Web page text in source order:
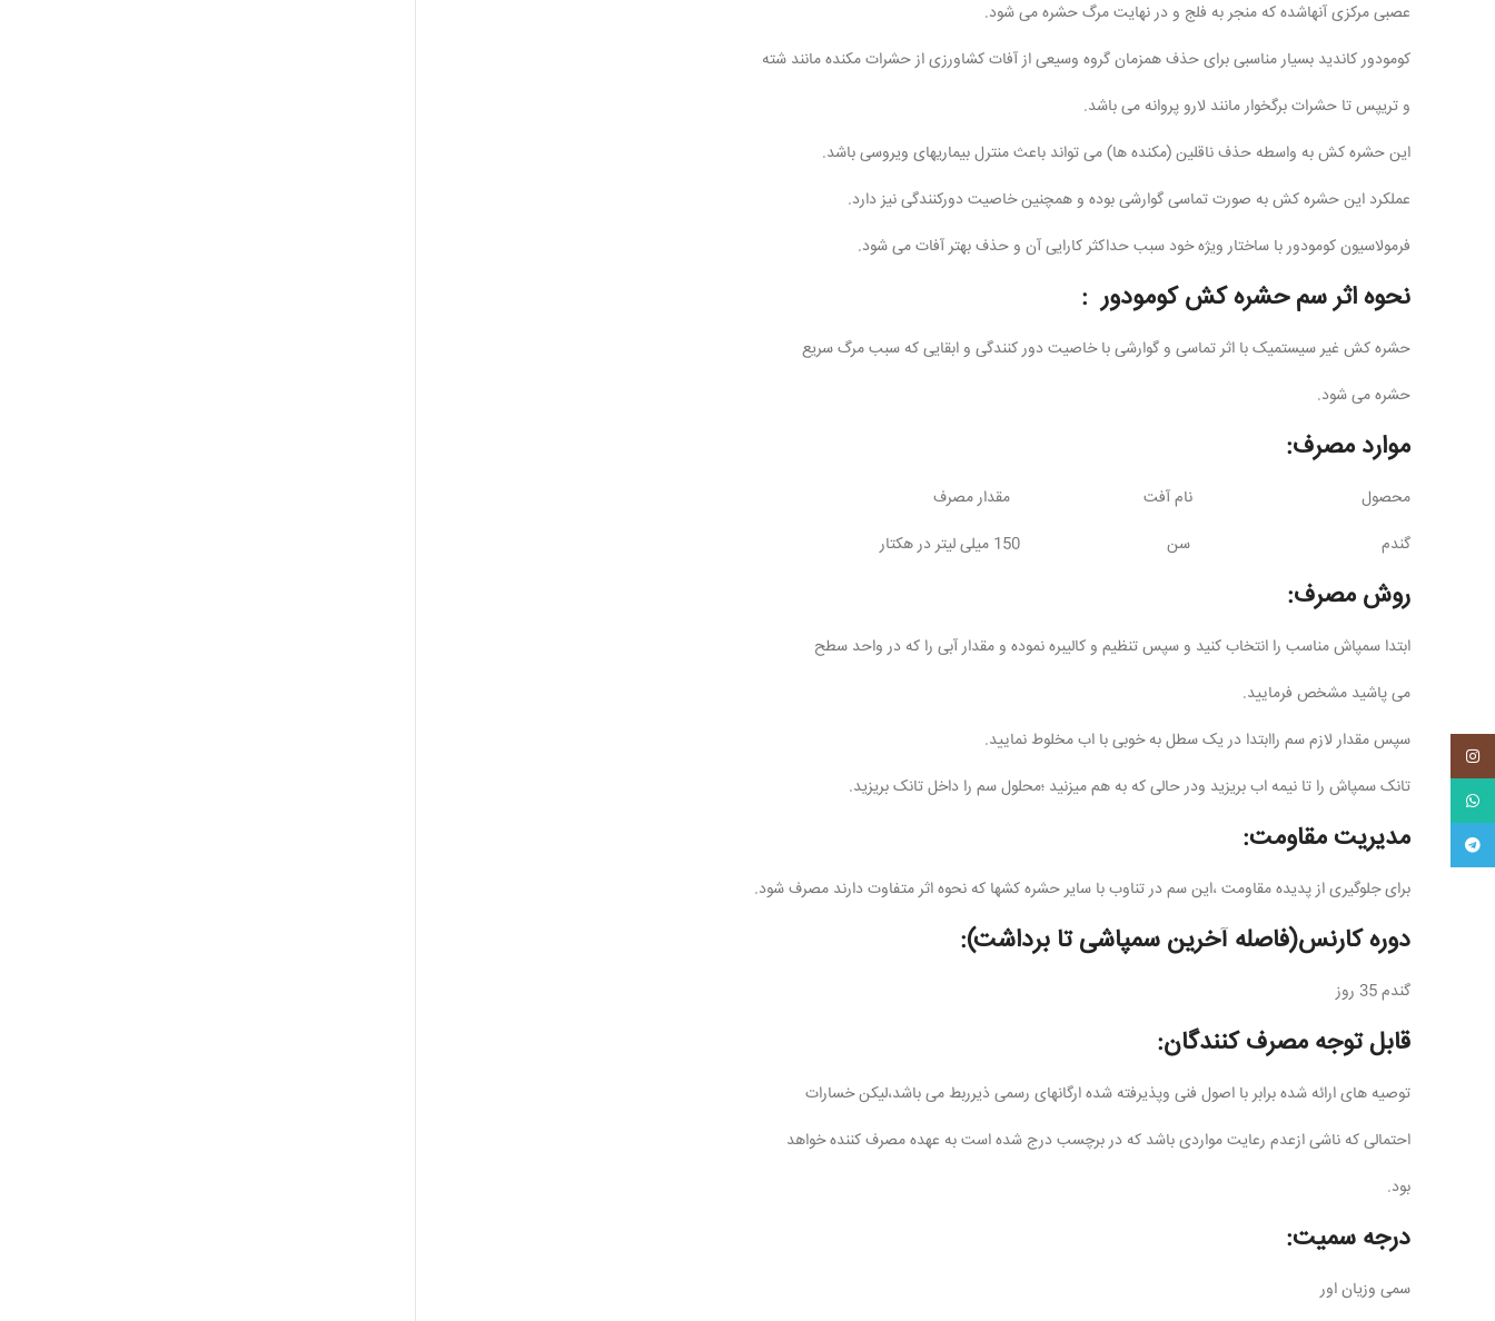
عصبی مرکزی آنهاشده که منجر به فلج و در نهایت مرگ حشره می شود.
کومودور کاندید بسیار مناسبی برای حذف همزمان گروه وسیعی از آفات کشاورزی از حشرات مکنده مانند شته
و تریپس تا حشرات برگخوار مانند لارو پروانه می باشد.
این حشره کش به واسطه حذف ناقلین (مکنده ها) می تواند باعث منترل بیماریهای ویروسی باشد.
عملکرد این حشره کش به صورت تماسی گوارشی بوده و همچنین خاصیت دورکنندگی نیز دارد.
فرمولاسیون کومودور با ساختار ویژه خود سبب حداکثر کارایی آن و حذف بهتر آفات می شود.
نحوه اثر سم حشره کش کومودور :
حشره کش غیر سیستمیک با اثر تماسی و گوارشی با خاصیت دور کنندگی و ابقایی که سبب مرگ سریع
حشره می شود.
موارد مصرف:
محصول نام آفت مقدار مصرف
گندم سن 150 میلی لیتر در هکتار
روش مصرف:
ابتدا سمپاش مناسب را انتخاب کنید و سپس تنظیم و کالیبره نموده و مقدار آبی را که در واحد سطح
می پاشید مشخص فرمایید.
سپس مقدار لازم سم راابتدا در یک سطل به خوبی با اب مخلوط نمایید.
تانک سمپاش را تا نیمه اب بریزید ودر حالی که به هم میزنید ؛محلول سم را داخل تانک بریزید.
مدیریت مقاومت:
برای جلوگیری از پدیده مقاومت ،این سم در تناوب با سایر حشره کشها که نحوه اثر متفاوت دارند مصرف شود.
دوره کارنس(فاصله آخرین سمپاشی تا برداشت):
گندم 35 روز
قابل توجه مصرف کنندگان:
توصیه های ارائه شده برابر با اصول فنی وپذیرفته شده ارگانهای رسمی ذیرربط می باشد،لیکن خسارات
احتمالی که ناشی ازعدم رعایت مواردی باشد که در برچسب درج شده است به عهده مصرف کننده خواهد
بود.
درجه سمیت:
سمی وزیان اور
اینستاگرم